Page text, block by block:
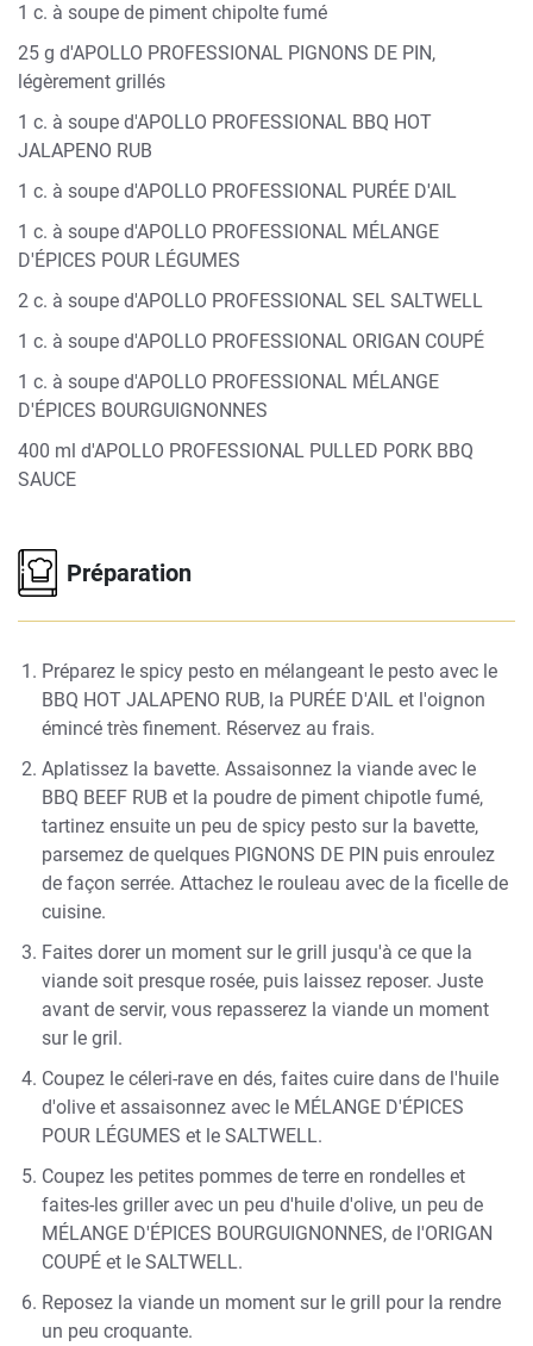
1 c. à soupe de piment chipolte fumé
25 g d'APOLLO PROFESSIONAL PIGNONS DE PIN,
légèrement grillés
1 c. à soupe d'APOLLO PROFESSIONAL BBQ HOT
JALAPENO RUB
1 c. à soupe d'APOLLO PROFESSIONAL PURÉE D'AIL
1 c. à soupe d'APOLLO PROFESSIONAL MÉLANGE
D'ÉPICES POUR LÉGUMES
2 c. à soupe d'APOLLO PROFESSIONAL SEL SALTWELL
1 c. à soupe d'APOLLO PROFESSIONAL ORIGAN COUPÉ
1 c. à soupe d'APOLLO PROFESSIONAL MÉLANGE
D'ÉPICES BOURGUIGNONNES
400 ml d'APOLLO PROFESSIONAL PULLED PORK BBQ
SAUCE
Préparation
Préparez le spicy pesto en mélangeant le pesto avec le
BBQ HOT JALAPENO RUB, la PURÉE D'AIL et l'oignon
émincé très finement. Réservez au frais.
Aplatissez la bavette. Assaisonnez la viande avec le
BBQ BEEF RUB et la poudre de piment chipotle fumé,
tartinez ensuite un peu de spicy pesto sur la bavette,
parsemez de quelques PIGNONS DE PIN puis enroulez
de façon serrée. Attachez le rouleau avec de la ficelle de
cuisine.
Faites dorer un moment sur le grill jusqu'à ce que la
viande soit presque rosée, puis laissez reposer. Juste
avant de servir, vous repasserez la viande un moment
sur le gril.
Coupez le céleri-rave en dés, faites cuire dans de l'huile
d'olive et assaisonnez avec le MÉLANGE D'ÉPICES
POUR LÉGUMES et le SALTWELL.
Coupez les petites pommes de terre en rondelles et
faites-les griller avec un peu d'huile d'olive, un peu de
MÉLANGE D'ÉPICES BOURGUIGNONNES, de l'ORIGAN
COUPÉ et le SALTWELL.
Reposez la viande un moment sur le grill pour la rendre
un peu croquante.